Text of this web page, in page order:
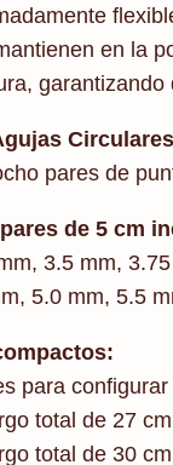
en la
pares de
de 5 cm
3.5 mm,
5.0 mm, 5.5
para
total de 27
total de 30